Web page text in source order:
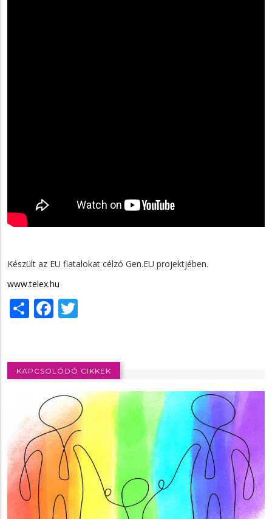
Készült az EU fiatalokat célzó Gen.EU projektjében.
www.telex.hu
ShareFacebook
KAPCSOLÓDÓ CIKKEK